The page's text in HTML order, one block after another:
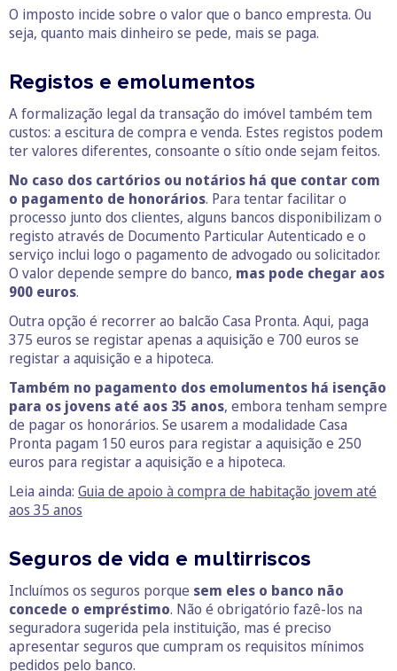
O imposto incide sobre o valor que o banco empresta. Ou
seja, quanto mais dinheiro se pede, mais se paga.
Registos e emolumentos
A formalização legal da transação do imóvel também tem
custos: a escitura de compra e venda. Estes registos podem
ter valores diferentes, consoante o sítio onde sejam feitos.
No caso dos cartórios ou notários há que contar com
o pagamento de honorários. Para tentar facilitar o
processo junto dos clientes, alguns bancos disponibilizam o
registo através de Documento Particular Autenticado e o
serviço inclui logo o pagamento de advogado ou solicitador.
O valor depende sempre do banco, mas pode chegar aos
900 euros.
Outra opção é recorrer ao balcão Casa Pronta. Aqui, paga
375 euros se registar apenas a aquisição e 700 euros se
registar a aquisição e a hipoteca.
Também no pagamento dos emolumentos há isenção
para os jovens até aos 35 anos, embora tenham sempre
de pagar os honorários. Se usarem a modalidade Casa
Pronta pagam 150 euros para registar a aquisição e 250
euros para registar a aquisição e a hipoteca.
Leia ainda: Guia de apoio à compra de habitação jovem até
aos 35 anos
Seguros de vida e multirriscos
Incluímos os seguros porque sem eles o banco não
concede o empréstimo. Não é obrigatório fazê-los na
seguradora sugerida pela instituição, mas é preciso
apresentar seguros que cumpram os requisitos mínimos
pedidos pelo banco.